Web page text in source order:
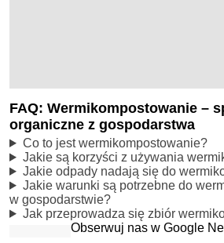
FAQ: Wermikompostowanie –
organiczne z gospodarstwa
Co to jest wermikompostowanie?
Jakie są korzyści z używania
Jakie odpady nadają się do
Jakie warunki są potrzebne do
w gospodarstwie?
Jak przeprowadza się zbiór
Obserwuj nas w Google